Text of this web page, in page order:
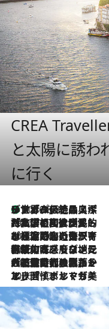
CREA
と太陽に誘わ
に行く
2026.8.8
リスボンの絶品スイーツ「パステル・デ・ナタ」とは？ポルトガル伝統の奥深い世界へ
2026.7.27
「私の祖国はポルトガル語です」国民的詩人フェルナンド・ペソアと、彼が愛した文学の街を歩く
2026.7.26
ポルトガル近海が育む極上の海の幸。キリリと冷えた白ワインと愉しむ、シーフード専門店の贅沢
2026.7.22
伝統の味をモダンに昇華。高感度な地元客が集う、リスボンの最旬ガストロノミー
2026.7.21
大航海時代の栄華から、震災、独裁、そして革命へ。ポルトガル・首都リスボンの石畳に刻まれた「歴史の光と影」
2026.7.13
エッセイ・ヤマザキマリ「慎ましくも美しき国 ポルトガル」